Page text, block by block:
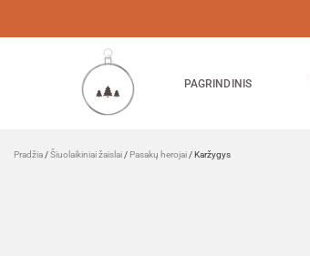
PAGRINDINIS
Pradžia /Šiuolaikiniai žaislai / Pasakų herojai / Karžygys